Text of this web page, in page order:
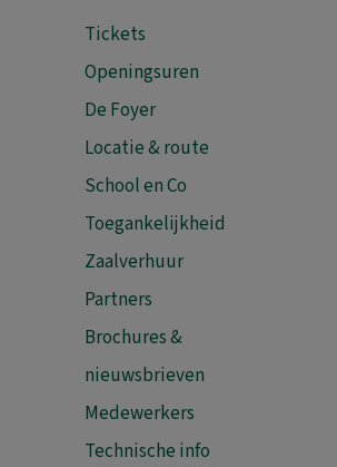
Tickets
Openingsuren
De Foyer
Locatie & route
School en Co
Toegankelijkheid
Zaalverhuur
Partners
Brochures &
nieuwsbrieven
Medewerkers
Technische info